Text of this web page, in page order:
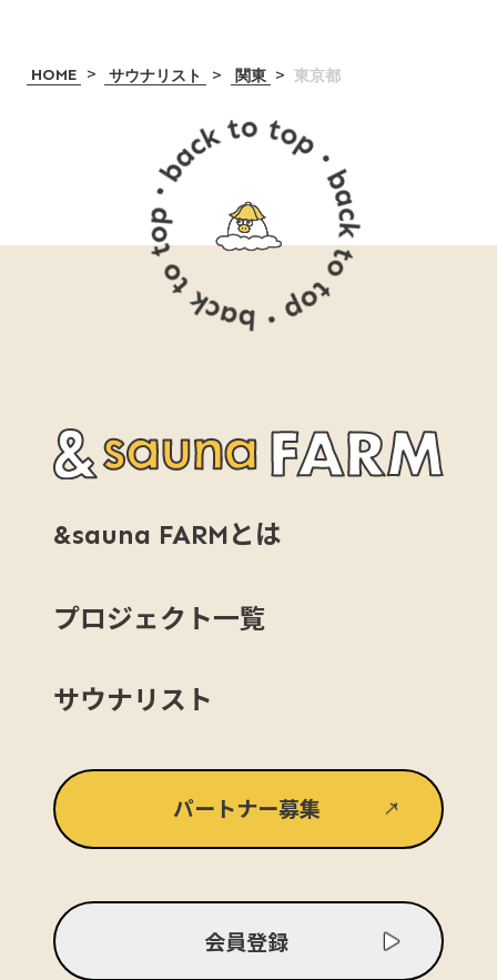
HOME > サウナリスト > 関東 > 東京都
&sauna FARMとは
プロジェクト一覧
サウナリスト
パートナー募集
会員登録